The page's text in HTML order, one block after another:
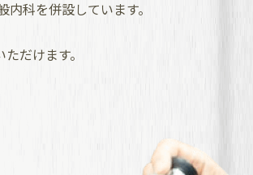
科を併設しています。
だけます。